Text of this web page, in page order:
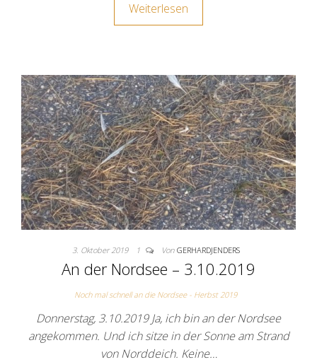
Weiterlesen
3. Oktober 2019 1 Von GERHARDJENDERS
An der Nordsee – 3.10.2019
Noch mal schnell an die Nordsee - Herbst 2019
Donnerstag, 3.10.2019 Ja, ich bin an der Nordsee
angekommen. Und ich sitze in der Sonne am Strand
von Norddeich. Keine…